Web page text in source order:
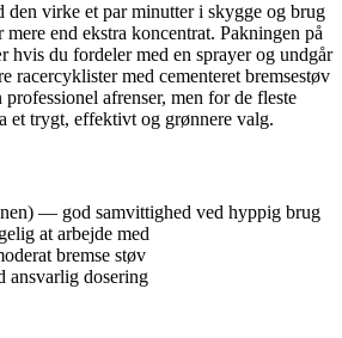
virke et par minutter i skygge og brug
end ekstra koncentrat. Pakningen på
du fordeler med en sprayer og undgår
racercyklister med cementeret bremsestøv
afrenser, men for de fleste
et trygt, effektivt og grønnere valg.
— god samvittighed ved hyppig brug
at arbejde med
bremse støv
dosering